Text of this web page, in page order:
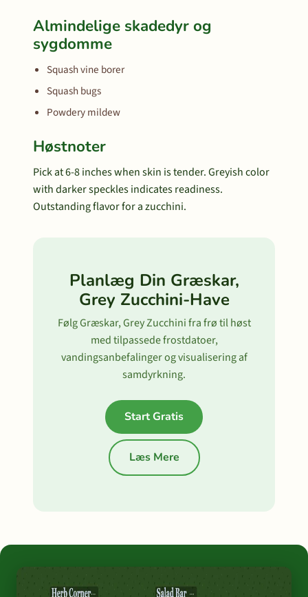
Almindelige skadedyr og
sygdomme
Squash vine borer
Squash bugs
Powdery mildew
Høstnoter
Pick at 6-8 inches when skin is tender. Greyish color
with darker speckles indicates readiness.
Outstanding flavor for a zucchini.
Planlæg Din Græskar,
Grey Zucchini-Have
Følg Græskar, Grey Zucchini fra frø til høst
med tilpassede frostdatoer,
vandingsanbefalinger og visualisering af
samdyrkning.
Start Gratis
Læs Mere